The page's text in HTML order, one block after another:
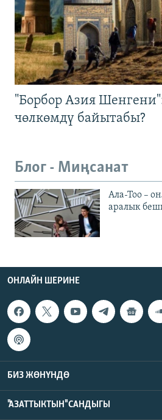
"Борбор Азия
чөлкөмдү байытабы?
Блог - Миңсанат
Ала-Тоо –
аралык
ОНЛАЙН ШЕРИНЕ
БИЗ ЖӨНҮНДӨ
"АЗАТТЫКТЫН" САНДЫГЫ